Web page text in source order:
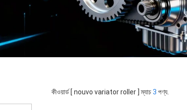
কীওয়ার্ড [ nouvo variator roller ] ম্যাচ3 পণ্য.